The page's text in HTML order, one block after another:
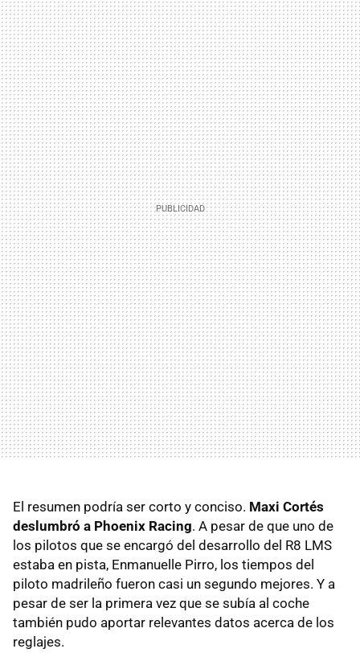
El resumen podría ser corto y conciso. Maxi Cortés
deslumbró a Phoenix Racing. A pesar de que uno de
los pilotos que se encargó del desarrollo del R8 LMS
estaba en pista, Enmanuelle Pirro, los tiempos del
piloto madrileño fueron casi un segundo mejores. Y a
pesar de ser la primera vez que se subía al coche
también pudo aportar relevantes datos acerca de los
reglajes.